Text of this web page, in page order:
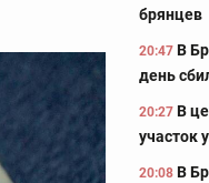
брянцев
20:47 В
день
20:27 В
участок
20:08 В